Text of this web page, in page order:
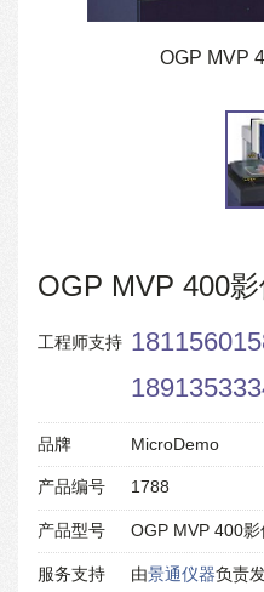
OGP MVP
OGP MVP 400
工程师支持
品牌 MicroDemo
产品编号 1788
产品型号 OGP MVP 400影
服务支持 由景通仪器负责